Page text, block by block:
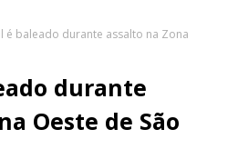
é baleado durante assalto na Zona
durante
Oeste de São